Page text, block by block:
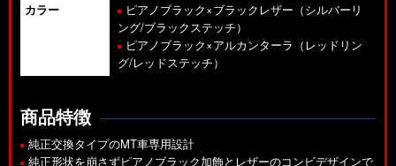
カラー
ピアノブラック×ブラックレザー（シルバーリ
ング/ブラックステッチ）
ピアノブラック×アルカンターラ（レッドリン
グ/レッドステッチ）
商品特徴
純正交換タイプのMT車専用設計
純正形状を崩さずピアノブラック加飾とレザーのコンビデザインで